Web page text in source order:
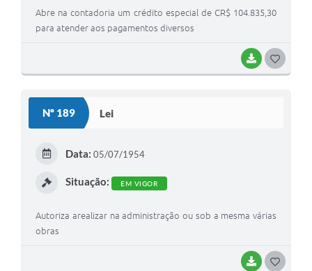
BAIXAR
Abre na contadoria um crédito especial de CR$ 104.835,30
para atender aos pagamentos diversos
Nº 189 Lei
BAIXAR
Data: 05/07/1954
Situação: EM VIGOR
Autoriza arealizar na administração ou sob a mesma várias
obras